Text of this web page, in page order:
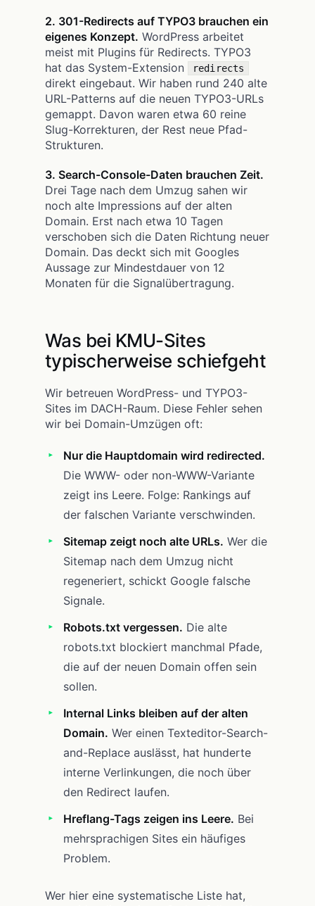
2. 301-Redirects auf TYPO3 brauchen ein
eigenes Konzept. WordPress arbeitet
meist mit Plugins für Redirects. TYPO3
hat das System-Extension
redirects
direkt eingebaut. Wir haben rund 240 alte
URL-Patterns auf die neuen TYPO3-URLs
gemappt. Davon waren etwa 60 reine
Slug-Korrekturen, der Rest neue Pfad-
Strukturen.
3. Search-Console-Daten brauchen Zeit.
Drei Tage nach dem Umzug sahen wir
noch alte Impressions auf der alten
Domain. Erst nach etwa 10 Tagen
verschoben sich die Daten Richtung neuer
Domain. Das deckt sich mit Googles
Aussage zur Mindestdauer von 12
Monaten für die Signalübertragung.
Was bei KMU-Sites
typischerweise schiefgeht
Wir betreuen WordPress- und TYPO3-
Sites im DACH-Raum. Diese Fehler sehen
wir bei Domain-Umzügen oft:
Nur die Hauptdomain wird redirected.
Die WWW- oder non-WWW-Variante
zeigt ins Leere. Folge: Rankings auf
der falschen Variante verschwinden.
Sitemap zeigt noch alte URLs. Wer die
Sitemap nach dem Umzug nicht
regeneriert, schickt Google falsche
Signale.
Robots.txt vergessen. Die alte
robots.txt blockiert manchmal Pfade,
die auf der neuen Domain offen sein
sollen.
Internal Links bleiben auf der alten
Domain. Wer einen Texteditor-Search-
and-Replace auslässt, hat hunderte
interne Verlinkungen, die noch über
den Redirect laufen.
Hreflang-Tags zeigen ins Leere. Bei
mehrsprachigen Sites ein häufiges
Problem.
Wer hier eine systematische Liste hat,